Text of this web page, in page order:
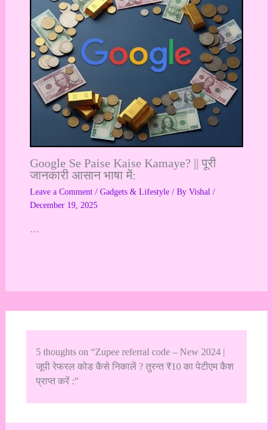
Google Se Paise Kaise Kamaye? || पूरी
जानकारी आसान भाषा में:
Leave a Comment / Gadgets & Lifestyle/ By Vishal /
December 19, 2025
…
5 thoughts on “Zupee referral code – New 2024 |
जूपी रेफरल कोड कैसे निकालें ? तुरन्त ₹10 का पेटीएम कैश
प्राप्त करें :”